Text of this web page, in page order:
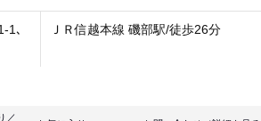
1､
ＪＲ信越本線 磯部駅/徒歩26分
／